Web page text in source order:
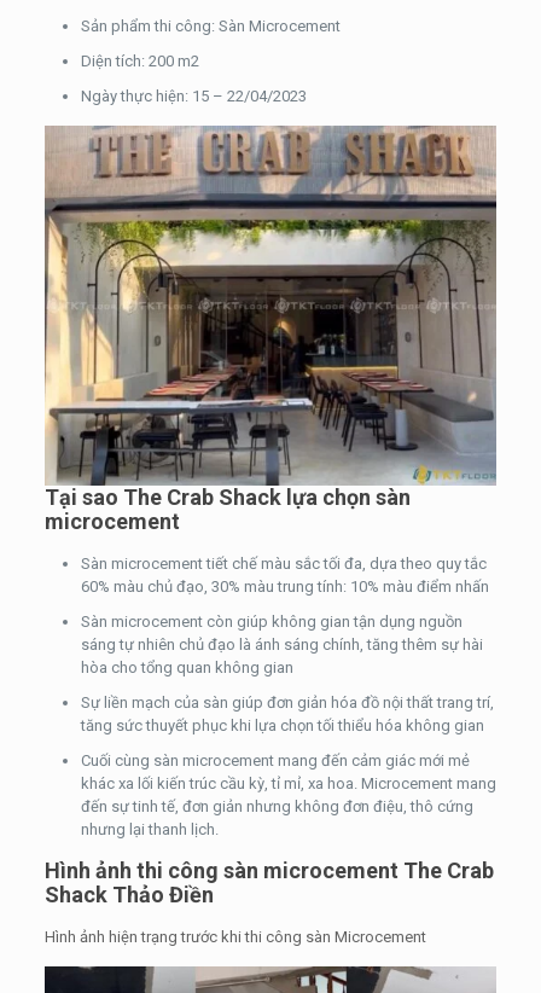
Sản phẩm thi công: Sàn Microcement
Diện tích: 200 m2
Ngày thực hiện: 15 – 22/04/2023
Tại sao The Crab Shack lựa chọn sàn
microcement
Sàn microcement tiết chế màu sắc tối đa, dựa theo quy tắc
60% màu chủ đạo, 30% màu trung tính: 10% màu điểm nhấn
Sàn microcement còn giúp không gian tận dụng nguồn
sáng tự nhiên chủ đạo là ánh sáng chính, tăng thêm sự hài
hòa cho tổng quan không gian
Sự liền mạch của sàn giúp đơn giản hóa đồ nội thất trang trí,
tăng sức thuyết phục khi lựa chọn tối thiểu hóa không gian
Cuối cùng sàn microcement mang đến cảm giác mới mẻ
khác xa lối kiến trúc cầu kỳ, tỉ mỉ, xa hoa. Microcement mang
đến sự tinh tế, đơn giản nhưng không đơn điệu, thô cứng
nhưng lại thanh lịch.
Hình ảnh thi công sàn microcement The Crab
Shack Thảo Điền
Hình ảnh hiện trạng trước khi thi công sàn Microcement